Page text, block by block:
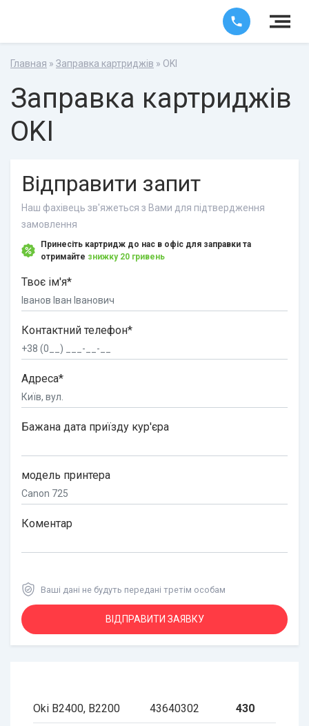
Главная » Заправка картриджів » OKI
Заправка картриджів
OKI
Відправити запит
Принесіть картридж до нас в офіс для заправки та
отримайте знижку 20 гривень
Наш фахівець зв'яжеться з Вами для підтвердження
замовлення
Твоє ім'я*
Контактний телефон*
Адреса*
Бажана дата приїзду кур'єра
модель принтера
Коментар
Ваші дані не будуть передані третім особам
Oki B2400, B2200 43640302 430